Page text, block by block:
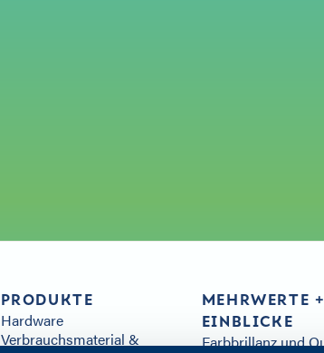
PRODUKTE
Hardware
Verbrauchsmaterial &
MEHRWERTE +
EINBLICKE
Farbbrillanz und